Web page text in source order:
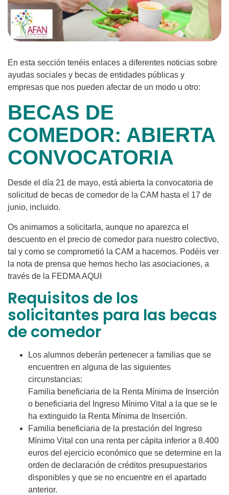
En esta sección tenéis enlaces a diferentes noticias sobre
ayudas sociales y becas de entidades públicas y
empresas que nos pueden afectar de un modo u otro:
BECAS DE
COMEDOR: ABIERTA
CONVOCATORIA
Desde el día 21 de mayo, está abierta la convocatoria de
solicitud de becas de comedor de la CAM hasta el 17 de
junio, incluido.
Os animamos a solicitarla, aunque no aparezca el
descuento en el precio de comedor para nuestro colectivo,
tal y como se comprometió la CAM a hacernos. Podéis ver
la nota de prensa que hemos hecho las asociaciones, a
través de la FEDMA AQUI
Requisitos de los
solicitantes para las becas
de comedor
Los alumnos deberán pertenecer a familias que se
encuentren en alguna de las siguientes
circunstancias:
Familia beneficiaria de la Renta Mínima de Inserción
o beneficiaria del Ingreso Mínimo Vital a la que se le
ha extinguido la Renta Mínima de Inserción.
Familia beneficiaria de la prestación del Ingreso
Mínimo Vital con una renta per cápita inferior a 8.400
euros del ejercicio económico que se determine en la
orden de declaración de créditos presupuestarios
disponibles y que se no encuentre en el apartado
anterior.